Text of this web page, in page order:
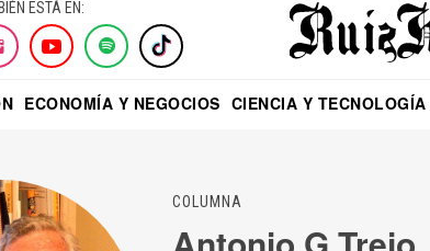
ESTÁ EN:
ECONOMÍA Y NEGOCIOS CIENCIA Y TECNOLOGÍA
COLUMNA